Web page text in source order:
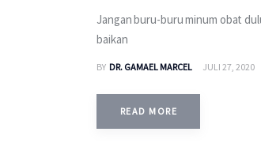
Jangan buru-buru minum obat
baikan
BY DR. GAMAEL MARCEL JULI 27, 2020
READ MORE